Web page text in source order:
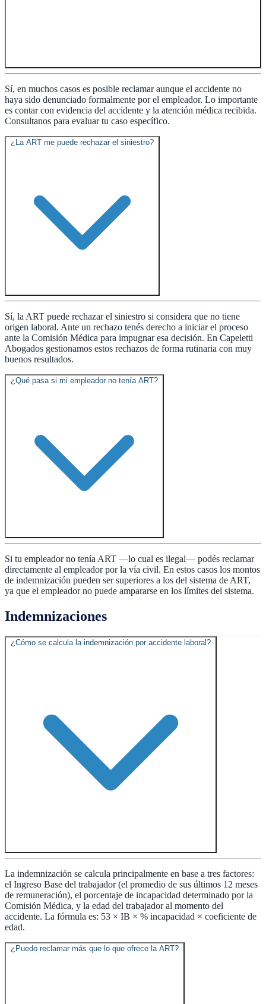
Sí, en muchos casos es posible reclamar aunque el accidente no
haya sido denunciado formalmente por el empleador. Lo importante
es contar con evidencia del accidente y la atención médica recibida.
Consultanos para evaluar tu caso específico.
Sí, la ART puede rechazar el siniestro si considera que no tiene
origen laboral. Ante un rechazo tenés derecho a iniciar el proceso
ante la Comisión Médica para impugnar esa decisión. En Capeletti
Abogados gestionamos estos rechazos de forma rutinaria con muy
buenos resultados.
Si tu empleador no tenía ART —lo cual es ilegal— podés reclamar
directamente al empleador por la vía civil. En estos casos los montos
de indemnización pueden ser superiores a los del sistema de ART,
ya que el empleador no puede ampararse en los límites del sistema.
Indemnizaciones
La indemnización se calcula principalmente en base a tres factores:
el Ingreso Base del trabajador (el promedio de sus últimos 12 meses
de remuneración), el porcentaje de incapacidad determinado por la
Comisión Médica, y la edad del trabajador al momento del
accidente. La fórmula es: 53 × IB × % incapacidad × coeficiente de
edad.